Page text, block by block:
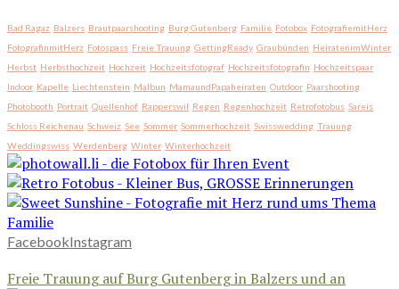
Bad Ragaz Balzers Brautpaarshooting Burg Gutenberg Familie Fotobox FotografiemitHerz
FotografinmitHerz Fotospass Freie Trauung GettingReady Graubünden HeiratenimWinter
Herbst Herbsthochzeit Hochzeit Hochzeitsfotograf Hochzeitsfotografin Hochzeitspaar
Indoor Kapelle Liechtenstein Malbun MamaundPapaheiraten Outdoor Paarshooting
Photobooth Portrait Quellenhof Rapperswil Regen Regenhochzeit Retrofotobus Sareis
Schloss Reichenau Schweiz See Sommer Sommerhochzeit Swisswedding Trauung
Weddingswiss Werdenberg Winter Winterhochzeit
FacebookInstagram
Freie Trauung auf Burg Gutenberg in Balzers und an